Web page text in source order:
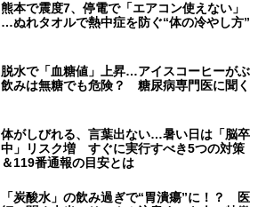
熊本で震度7、停電で「エアコン使えない」
…ぬれタオルで熱中症を防ぐ“体の冷やし方”
脱水で「血糖値」上昇…アイスコーヒーがぶ
飲みは無糖でも危険？ 糖尿病専門医に聞く
体がしびれる、言葉出ない…暑い日は「脳卒
中」リスク増 すぐに実行すべき5つの対策
＆119番通報の目安とは
「炭酸水」の飲み過ぎで“胃潰瘍”に！？ 医